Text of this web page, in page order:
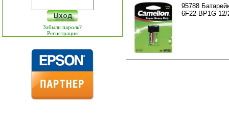
Забыли пароль?
Регистрация
95788
6F22-BP1G 12/